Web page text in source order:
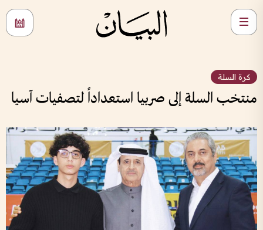
كرة السلة
منتخب السلة إلى صربيا استعداداً لتصفيات آسيا